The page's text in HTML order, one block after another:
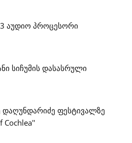
3 აუდიო პროცესორი
სიჩუმის დასასრული
ფესტივალზე
Cochlea''